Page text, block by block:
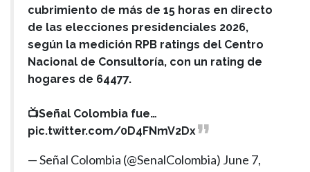
cubrimiento de más de 15 horas en directo
de las elecciones presidenciales 2026,
según la medición RPB ratings del Centro
Nacional de Consultoría, con un rating de
hogares de 64477.
📺Señal Colombia fue…
pic.twitter.com/0D4FNmV2Dx
— Señal Colombia (@SenalColombia) June 7,